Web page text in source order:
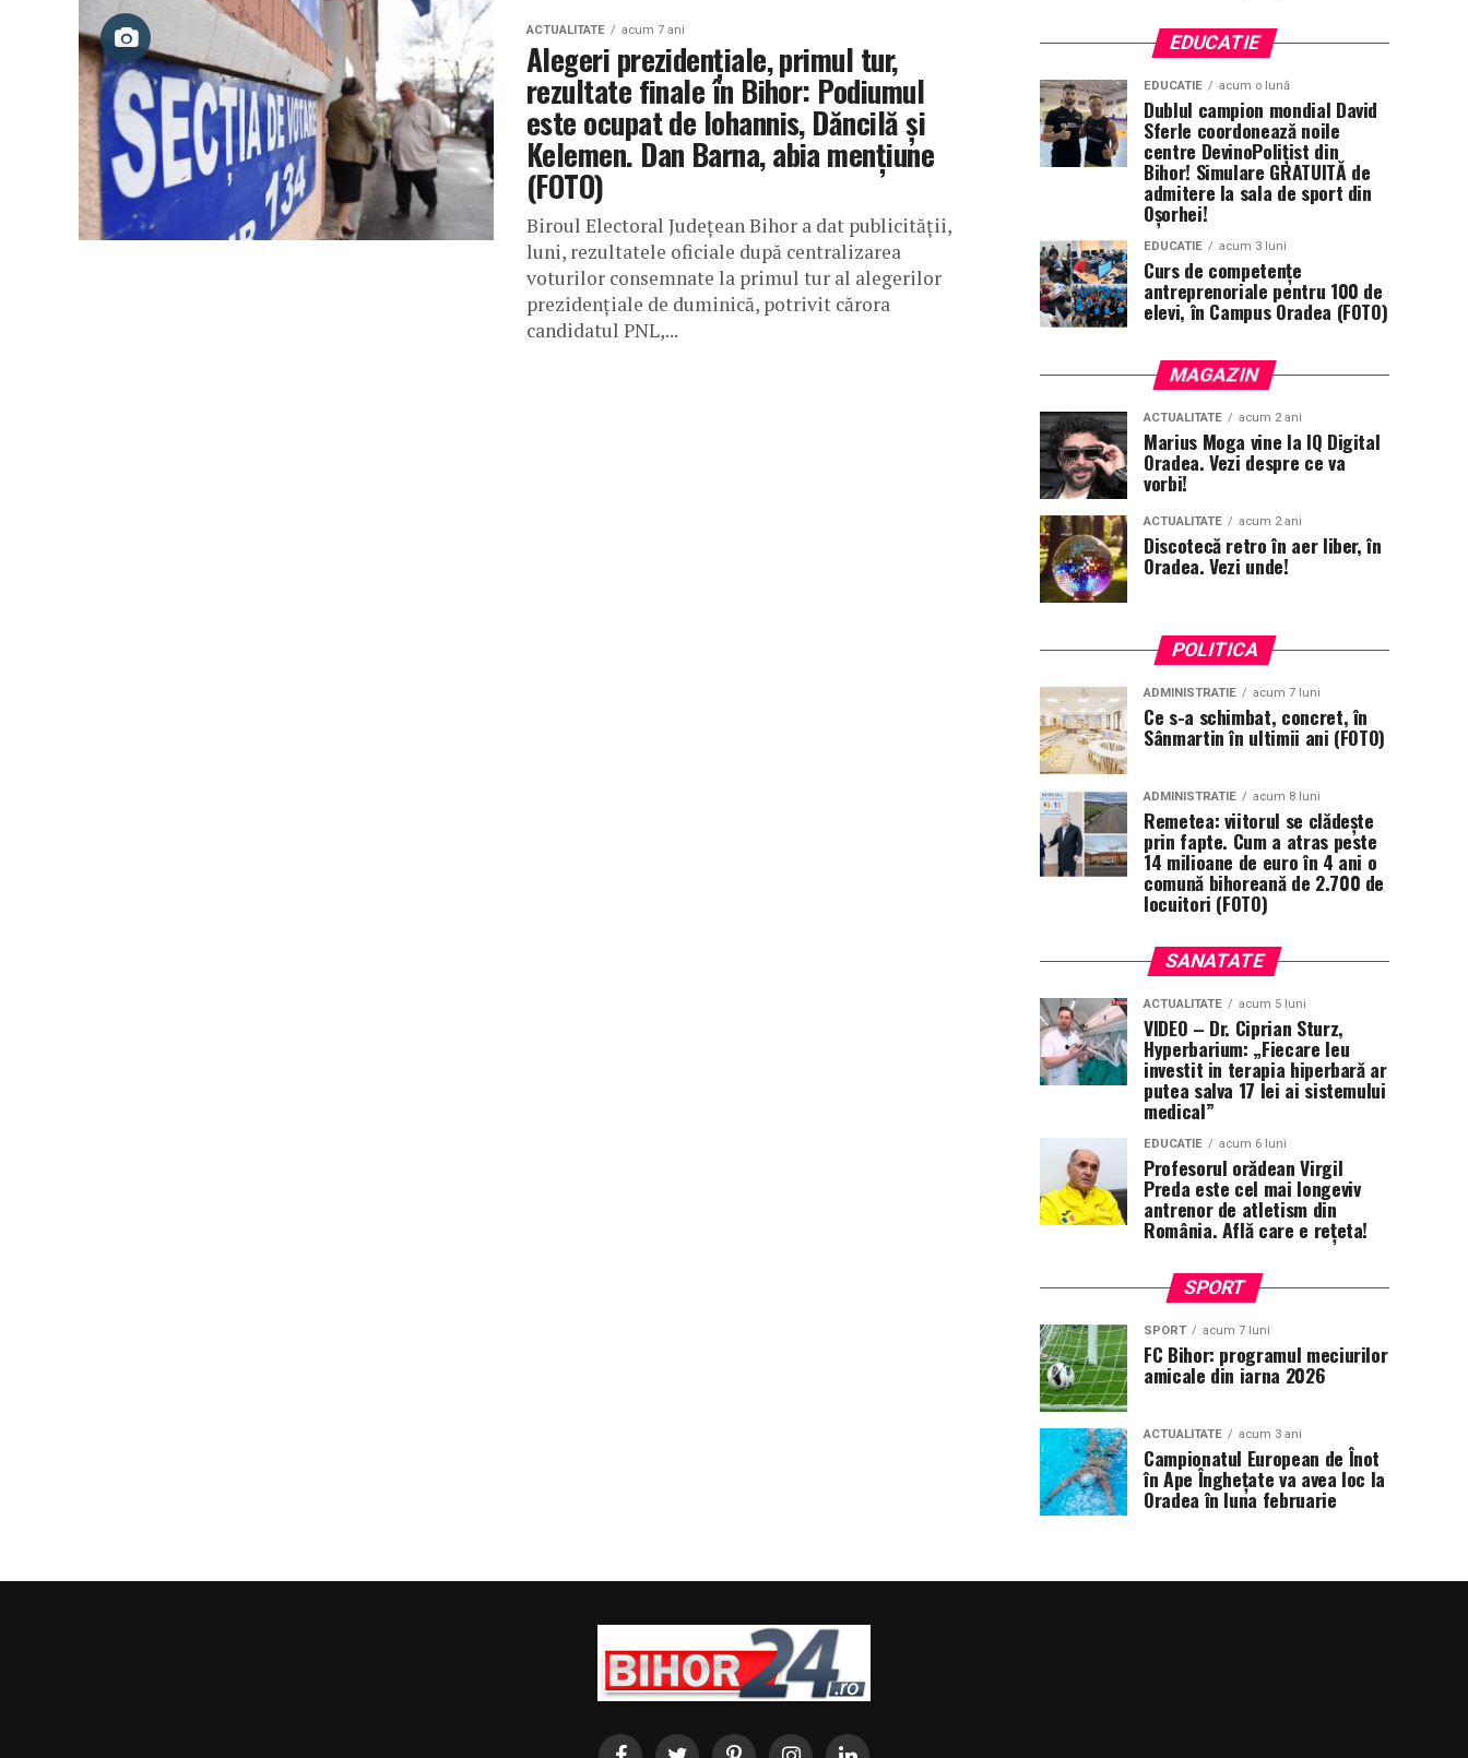
ACTUALITATE acum 7 ani
Alegeri prezidențiale, primul tur,
rezultate finale în Bihor: Podiumul
este ocupat de Iohannis, Dăncilă şi
Kelemen. Dan Barna, abia menţiune
(FOTO)
Biroul Electoral Judeţean Bihor a dat publicităţii,
luni, rezultatele oficiale după centralizarea
voturilor consemnate la primul tur al alegerilor
prezidenţiale de duminică, potrivit cărora
candidatul PNL,...
EDUCATIE
EDUCATIE acum o lună
Dublul campion mondial David
Sferle coordonează noile
centre DevinoPolițist din
Bihor! Simulare GRATUITĂ de
admitere la sala de sport din
Oșorhei!
EDUCATIE acum 3 luni
Curs de competențe
antreprenoriale pentru 100 de
elevi, în Campus Oradea (FOTO)
MAGAZIN
ACTUALITATE acum 2 ani
Marius Moga vine la IQ Digital
Oradea. Vezi despre ce va
vorbi!
ACTUALITATE acum 2 ani
Discotecă retro în aer liber, în
Oradea. Vezi unde!
POLITICA
ADMINISTRATIE acum 7 luni
Ce s-a schimbat, concret, în
Sânmartin în ultimii ani (FOTO)
ADMINISTRATIE acum 8 luni
Remetea: viitorul se clădește
prin fapte. Cum a atras peste
14 milioane de euro în 4 ani o
comună bihoreană de 2.700 de
locuitori (FOTO)
SANATATE
ACTUALITATE acum 5 luni
VIDEO – Dr. Ciprian Sturz,
Hyperbarium: „Fiecare leu
investit in terapia hiperbară ar
putea salva 17 lei ai sistemului
medical”
EDUCATIE acum 6 luni
Profesorul orădean Virgil
Preda este cel mai longeviv
antrenor de atletism din
România. Află care e rețeta!
SPORT
SPORT acum 7 luni
FC Bihor: programul meciurilor
amicale din iarna 2026
ACTUALITATE acum 3 ani
Campionatul European de Înot
în Ape Înghețate va avea loc la
Oradea în luna februarie